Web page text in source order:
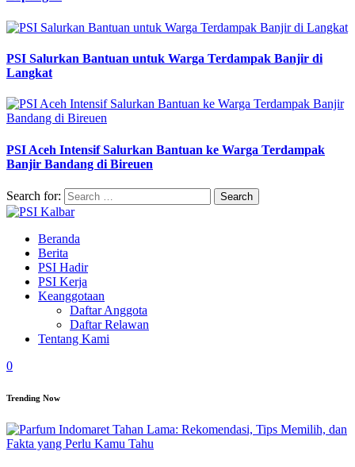
PSI Salurkan Bantuan untuk Warga Terdampak Banjir di
Langkat
PSI Aceh Intensif Salurkan Bantuan ke Warga Terdampak
Banjir Bandang di Bireuen
Search for:
Beranda
Berita
PSI Hadir
PSI Kerja
Keanggotaan
Daftar Anggota
Daftar Relawan
Tentang Kami
0
Trending Now